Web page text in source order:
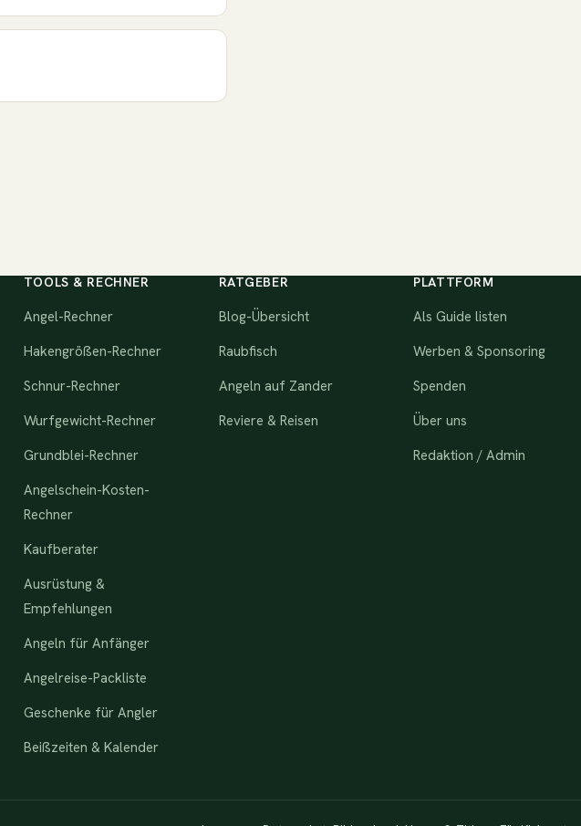
TOOLS & RECHNER
Angel-Rechner
Hakengrößen-Rechner
Schnur-Rechner
Wurfgewicht-Rechner
Grundblei-Rechner
Angelschein-Kosten-
Rechner
Kaufberater
Ausrüstung &
Empfehlungen
Angeln für Anfänger
Angelreise-Packliste
Geschenke für Angler
Beißzeiten & Kalender
RATGEBER
Blog-Übersicht
Raubfisch
Angeln auf Zander
Reviere & Reisen
PLATTFORM
Als Guide listen
Werben & Sponsoring
Spenden
Über uns
Redaktion / Admin